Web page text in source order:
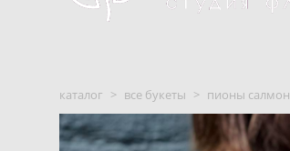
каталог > все букеты > пионы салмон